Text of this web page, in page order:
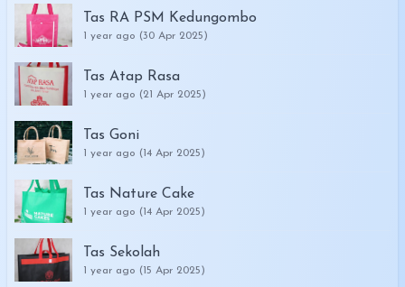
Tas RA PSM Kedungombo
1 year ago (30 Apr 2025)
Tas Atap Rasa
1 year ago (21 Apr 2025)
Tas Goni
1 year ago (14 Apr 2025)
Tas Nature Cake
1 year ago (14 Apr 2025)
Tas Sekolah
1 year ago (15 Apr 2025)